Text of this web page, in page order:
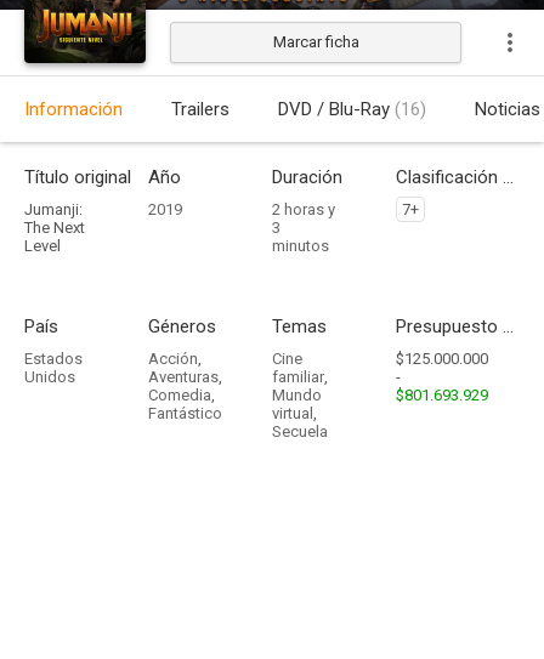
Marcar ficha
Información Trailers DVD / Blu-Ray (16) Noticias
Título original
Jumanji:
The Next
Level
Año
2019
Duración
2 horas y
3
minutos
Clasificación por edades
7+
País
Estados
Unidos
Géneros
Acción,
Aventuras,
Comedia,
Fantástico
Temas
Cine
familiar,
Mundo
virtual ,
Secuela
Presupuesto - Ingresos
$125.000.000
-
$801.693.929